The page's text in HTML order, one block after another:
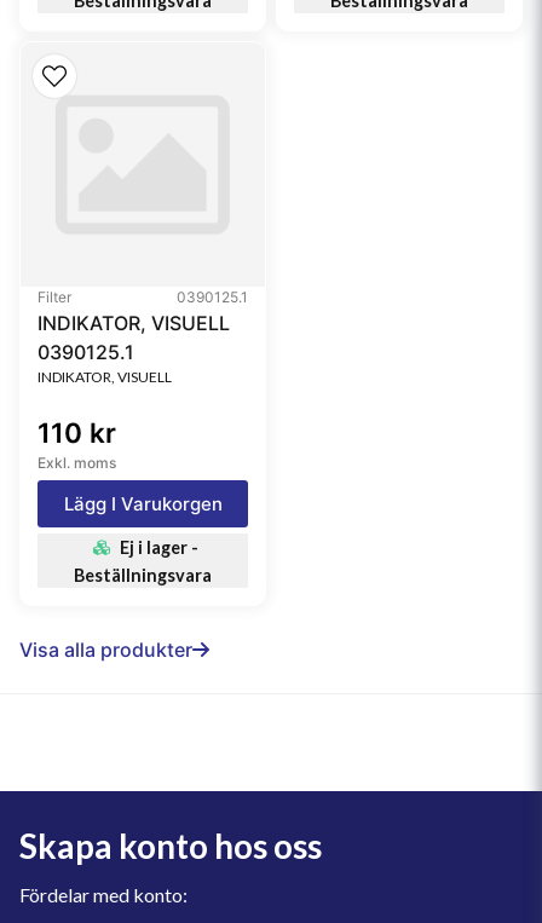
Filter 0390125.1
INDIKATOR, VISUELL
0390125.1
INDIKATOR, VISUELL
110 kr
Exkl. moms
Lägg I Varukorgen
Ej i lager -
Beställningsvara
Visa alla produkter
Skapa konto hos oss
Fördelar med konto: